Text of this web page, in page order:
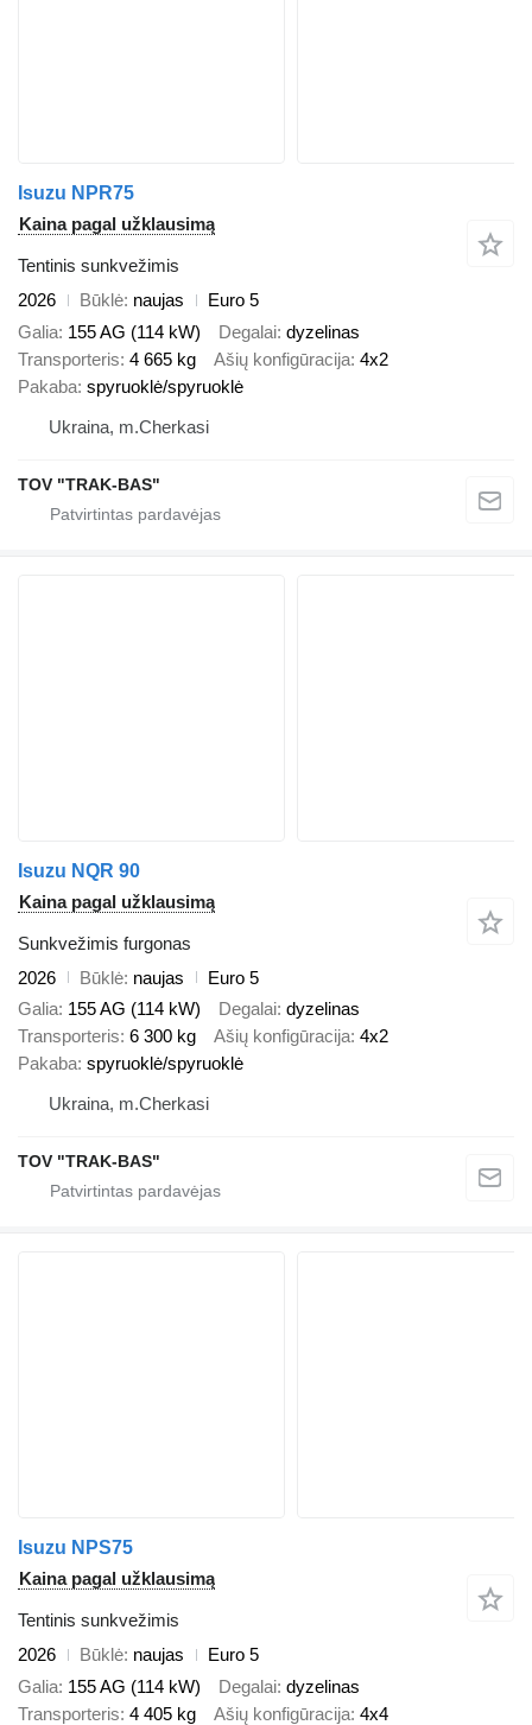
Isuzu NPR75
Kaina pagal užklausimą
Tentinis sunkvežimis
2026
Būklė naujas
Euro 5
Galia 155 AG (114 kW) Degalai dyzelinas
Transporteris 4 665 kg Ašių konfigūracija 4x2
Pakaba spyruoklė/spyruoklė
Ukraina, m.Cherkasi
TOV "TRAK-BAS"
Isuzu NQR 90
Kaina pagal užklausimą
Sunkvežimis furgonas
2026
Būklė naujas
Euro 5
Galia 155 AG (114 kW) Degalai dyzelinas
Transporteris 6 300 kg Ašių konfigūracija 4x2
Pakaba spyruoklė/spyruoklė
Ukraina, m.Cherkasi
TOV "TRAK-BAS"
Isuzu NPS75
Kaina pagal užklausimą
Tentinis sunkvežimis
2026
Būklė naujas
Euro 5
Galia 155 AG (114 kW) Degalai dyzelinas
Transporteris 4 405 kg Ašių konfigūracija 4x4